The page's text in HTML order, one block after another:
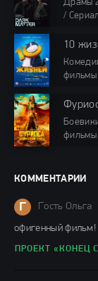
40 мин
Драмы
/
все
10
фильмы
/
фильмы
88 мин.
фильмы
фильмы
КОММЕНТАРИИ
Г Гость Ольга
офигенный фильм!
ПРОЕКТ «КОНЕЦ